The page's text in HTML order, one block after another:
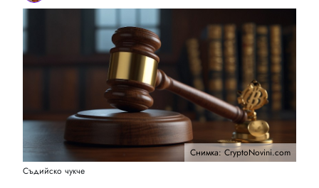
Снимка: CryptoNovini.com
Съдийско чукче